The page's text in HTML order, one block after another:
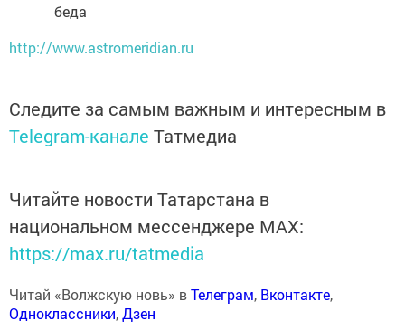
беда
http://www.astromeridian.ru
Следите за самым важным и интересным в
Telegram-канале Татмедиа
Читайте новости Татарстана в
национальном мессенджере MАХ:
https://max.ru/tatmedia
Читай «Волжскую новь» вТелеграм, Вконтакте,
Одноклассники,Дзен